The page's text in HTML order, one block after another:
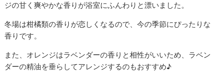
ジの甘く爽やかな香りが浴室にふんわりと漂いました。
冬場は柑橘類の香りが恋しくなるので、今の季節にぴったりな
香りです。
また、オレンジはラベンダーの香りと相性がいいため、ラベン
ダーの精油を垂らしてアレンジするのもおすすめ♪